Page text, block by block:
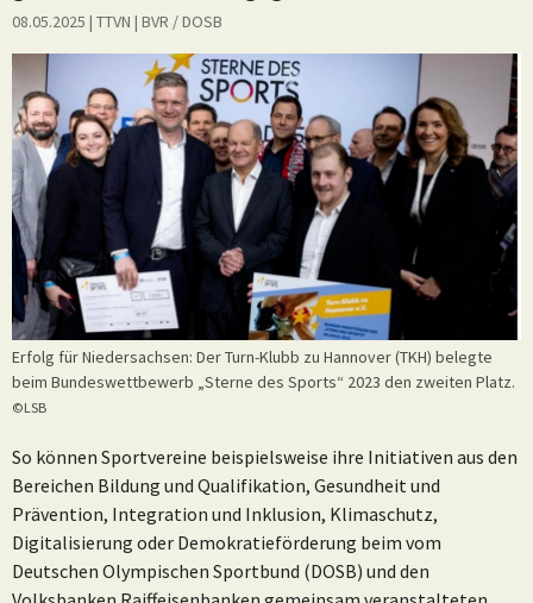
08.05.2025 | TTVN | BVR / DOSB
Erfolg für Niedersachsen: Der Turn-Klubb zu Hannover (TKH) belegte
beim Bundeswettbewerb „Sterne des Sports“ 2023 den zweiten Platz.
©LSB
So können Sportvereine beispielsweise ihre Initiativen aus den
Bereichen Bildung und Qualifikation, Gesundheit und
Prävention, Integration und Inklusion, Klimaschutz,
Digitalisierung oder Demokratieförderung beim vom
Deutschen Olympischen Sportbund (DOSB) und den